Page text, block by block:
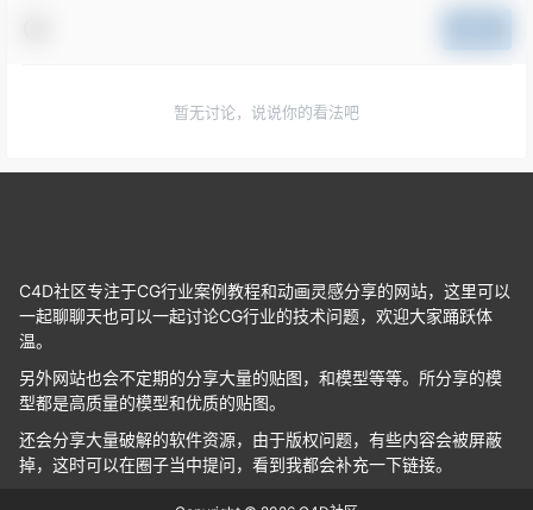
暂无讨论，说说你的看法吧
C4D社区专注于CG行业案例教程和动画灵感分享的网站，这里可以
一起聊聊天也可以一起讨论CG行业的技术问题，欢迎大家踊跃体
温。
另外网站也会不定期的分享大量的贴图，和模型等等。所分享的模
型都是高质量的模型和优质的贴图。
还会分享大量破解的软件资源，由于版权问题，有些内容会被屏蔽
掉，这时可以在圈子当中提问，看到我都会补充一下链接。